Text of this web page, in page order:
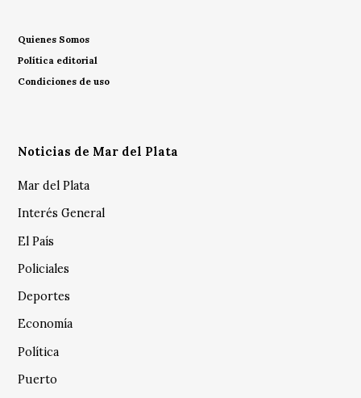
Quienes Somos
Política editorial
Condiciones de uso
Noticias de Mar del Plata
Mar del Plata
Interés General
El País
Policiales
Deportes
Economía
Política
Puerto